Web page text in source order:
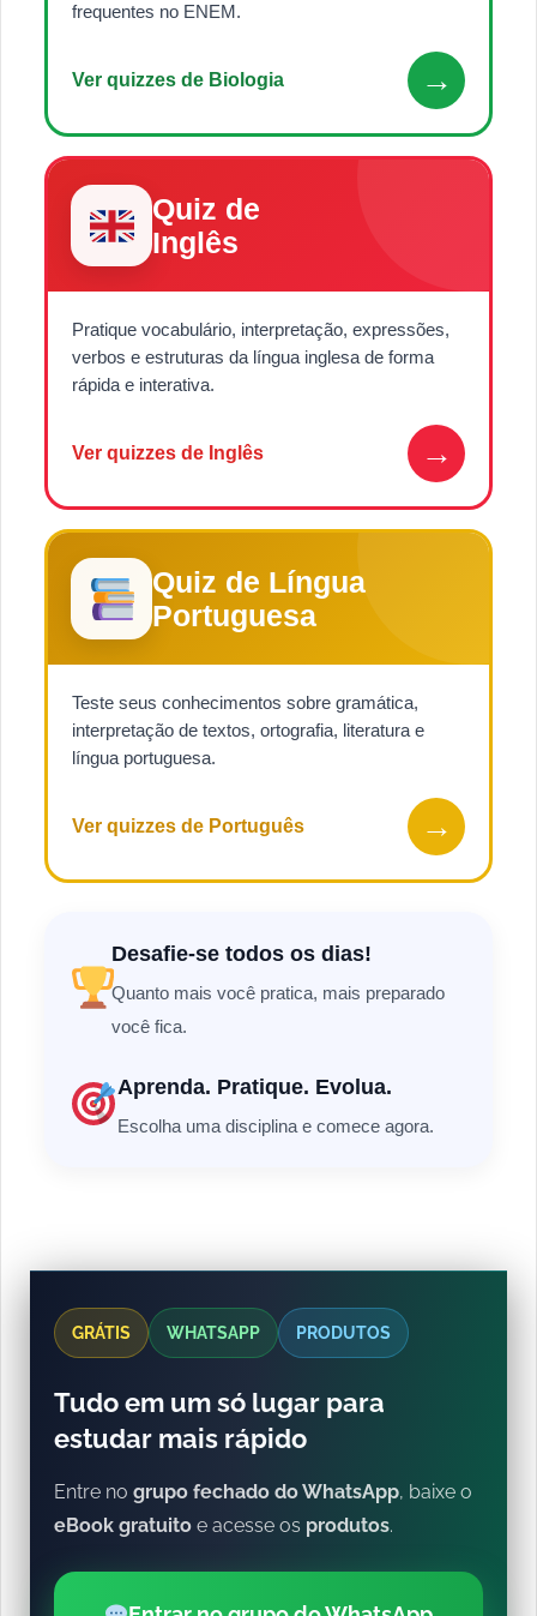
frequentes no ENEM.
Ver quizzes de Biologia →
Quiz de
Inglês
Pratique vocabulário, interpretação, expressões,
verbos e estruturas da língua inglesa de forma
rápida e interativa.
Ver quizzes de Inglês →
Quiz de Língua
Portuguesa
Teste seus conhecimentos sobre gramática,
interpretação de textos, ortografia, literatura e
língua portuguesa.
Ver quizzes de Português →
Desafie-se todos os dias!
Quanto mais você pratica, mais preparado
você fica.
Aprenda. Pratique. Evolua.
Escolha uma disciplina e comece agora.
GRÁTIS WHATSAPP PRODUTOS
Tudo em um só lugar para
estudar mais rápido
Entre no grupo fechado do WhatsApp, baixe o
eBook gratuito e acesse os produtos.